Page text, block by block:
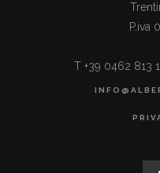
P.iva
T +39 0462 813